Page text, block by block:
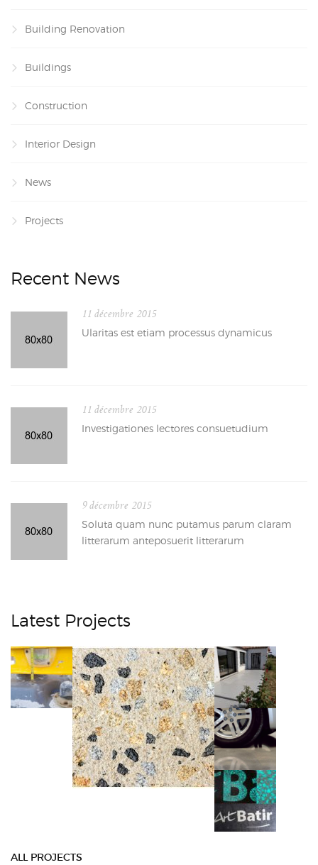
Building Renovation
Buildings
Construction
Interior Design
News
Projects
Recent News
11 décembre 2015
Ularitas est etiam processus dynamicus
11 décembre 2015
Investigationes lectores consuetudium
9 décembre 2015
Soluta quam nunc putamus parum claram
litterarum anteposuerit litterarum
Latest Projects
ALL PROJECTS